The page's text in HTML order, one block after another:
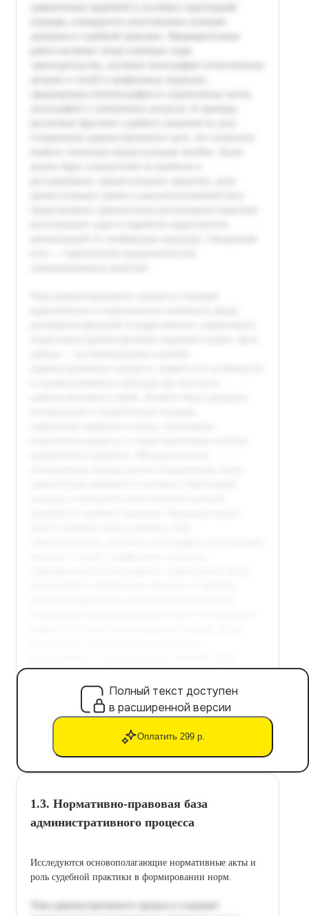
Полный текст доступен
в расширенной версии
Оплатить 299 р.
1.3. Нормативно‑правовая база
административного процесса
Исследуются основополагающие нормативные акты и
роль судебной практики в формировании норм.